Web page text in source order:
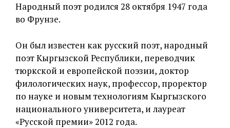
Народный поэт родился 28 октября 1947 года
во Фрунзе.
Он был известен как русский поэт, народный
поэт Кыргызской Республики, переводчик
тюркской и европейской поэзии, доктор
филологических наук, профессор, проректор
по науке и новым технологиям Кыргызского
национального университета, и лауреат
«Русской премии» 2012 года.